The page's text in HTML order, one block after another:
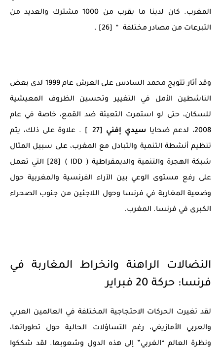
المغرب. كان لدينا ما يقرب من 1000 مشترك والعديد من
التبرعات من مصادر مختلفة “ [26] .
وقد أثار تتويج محمد السادس على العرش عام 1999 لدى بعض
الناشطين الأمل في التغيير وتحسين الظروف المعيشية
للسكان، حتى لو استمرت التعبئة ضد القمع، خاصة في عام
2008، لدعم ضحايا
سيدي إفني
[27 ] . علاوة على ذلك، يتم
تنظيم أنشطة التنمية والتبادل مع المغرب، على سبيل المثال
شبكة الهجرة والتنمية والديمقراطية ( IDD ) [28] التي تعمل
على رفع مستوى الوعي بين الآراء الفرنسية والمغربية حول
وضعية المغاربة في فرنسا وحول اللاجئين من جنوب الصحراء
الكبرى في فرنسا. المغرب.
النضالات الراهنة وانخراط المغاربة في
فرنسا: حركة 20 فبراير
لقد تغيرت الحركات الاحتجاجية المختلفة في العالمين العربي
والعربي الأمازيغي، رغم التساؤلات الحالية حول تطوراتها،
ونظرة العالم “الغربي” إلى هذه الدول وشعوبها. لقد شككوا